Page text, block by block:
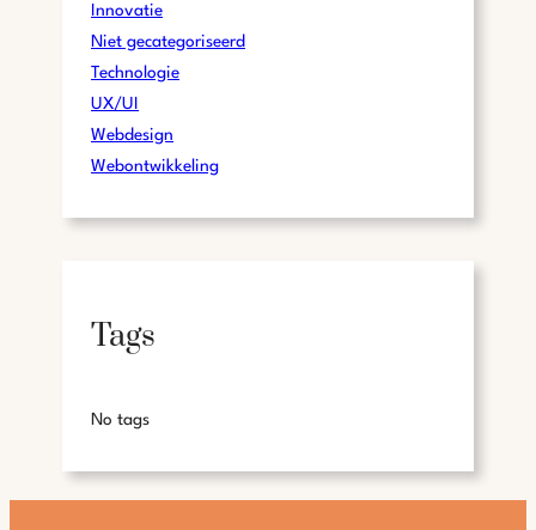
Innovatie
Niet gecategoriseerd
Technologie
UX/UI
Webdesign
Webontwikkeling
Tags
No tags